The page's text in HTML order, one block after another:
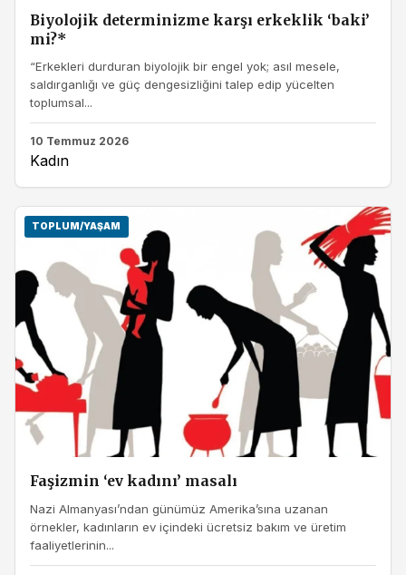
Biyolojik determinizme karşı erkeklik ‘baki’
mi?*
“Erkekleri durduran biyolojik bir engel yok; asıl mesele,
saldırganlığı ve güç dengesizliğini talep edip yücelten
toplumsal...
10 Temmuz 2026
Kadın
TOPLUM/YAŞAM
Faşizmin ‘ev kadını’ masalı
Nazi Almanyası’ndan günümüz Amerika’sına uzanan
örnekler, kadınların ev içindeki ücretsiz bakım ve üretim
faaliyetlerinin...